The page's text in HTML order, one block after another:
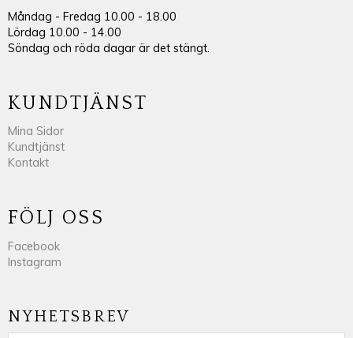
Måndag - Fredag 10.00 - 18.00
Lördag 10.00 - 14.00
Söndag och röda dagar är det stängt.
KUNDTJÄNST
Mina Sidor
Kundtjänst
Kontakt
FÖLJ OSS
Facebook
Instagram
NYHETSBREV